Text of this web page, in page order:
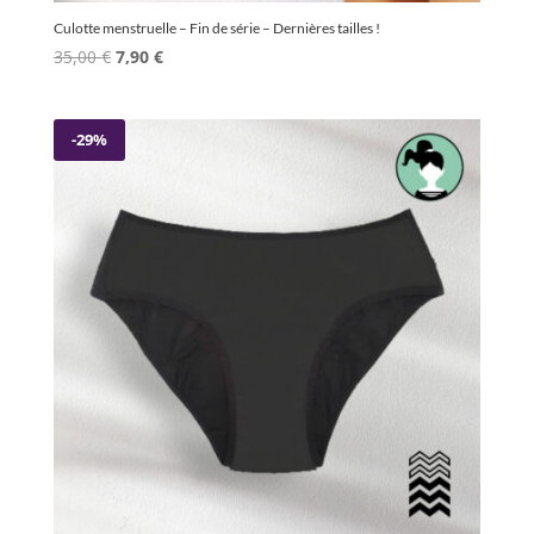
Culotte menstruelle – Fin de série – Dernières tailles !
35,00€ Le
35,00 €.
7,90 €Le
-29%